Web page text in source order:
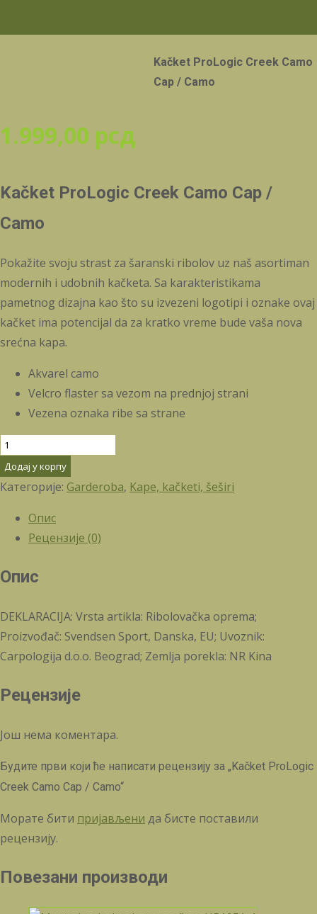
Kačket ProLogic Creek Camo
Cap / Camo
1.999,00 рсд
Kačket ProLogic Creek Camo Cap /
Camo
Pokažite svoju strast za šaranski ribolov uz naš asortiman
modernih i udobnih kačketa. Sa karakteristikama
pametnog dizajna kao što su izvezeni logotipi i oznake ovaj
kačket ima potencijal da za kratko vreme bude vaša nova
srećna kapa.
Akvarel camo
Velcro flaster sa vezom na prednjoj strani
Vezena oznaka ribe sa strane
Kačket
ProLogic
Creek
Cap
количина
Додај у корпу
Категорије: Garderoba, Kape, kačketi, šeširi
Опис
Рецензије (0)
Опис
DEKLARACIJA: Vrsta artikla: Ribolovačka oprema;
Proizvođač: Svendsen Sport, Danska, EU; Uvoznik:
Carpologija d.o.o. Beograd; Zemlja porekla: NR Kina
Рецензије
Још нема коментара.
Будите први који ће написати рецензију за „Kačket ProLogic
Creek Camo Cap / Camo“
Морате бити пријављени да бисте поставили
рецензију.
Повезани производи